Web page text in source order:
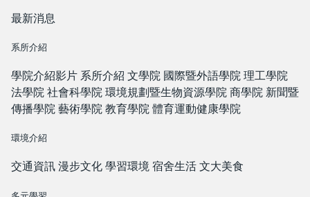
最新消息
系所介紹
學院介紹影片 系所介紹 文學院 國際暨外語學院 理工學院
法學院 社會科學院 環境規劃暨生物資源學院 商學院 新聞暨
傳播學院 藝術學院 教育學院 體育運動健康學院
環境介紹
交通資訊 漫步文化 學習環境 宿舍生活 文大美食